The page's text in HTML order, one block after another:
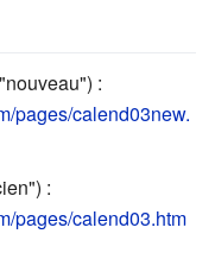
:
pages/calend03new.
:
pages/calend03.htm